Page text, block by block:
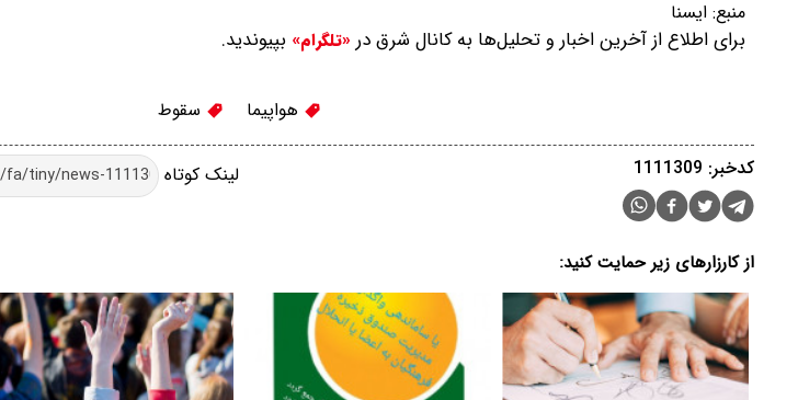
منبع: ایسنا
برای اطلاع از آخرین اخبار و تحلیل‌ها به کانال شرق در «تلگرام» بپیوندید.
هواپیما سقوط
لینک کوتاه کدخبر: 1111309
از کارزارهای زیر حمایت کنید: